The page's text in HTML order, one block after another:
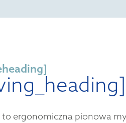
to ergonomiczna pionowa